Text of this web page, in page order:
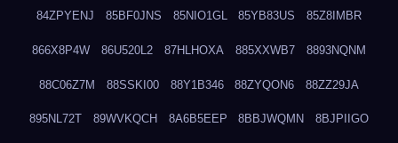
84ZPYENJ 85BF0JNS 85NIO1GL 85YB83US 85Z8IMBR
866X8P4W 86U520L2 87HLHOXA 885XXWB7 8893NQNM
88C06Z7M 88SSKI00 88Y1B346 88ZYQON6 88ZZ29JA
895NL72T 89WVKQCH 8A6B5EEP 8BBJWQMN 8BJPIIGO